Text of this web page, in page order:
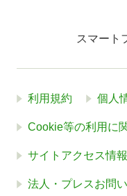
スマート
利用規約 個人
Cookie等の利用に
サイトアクセス情
法人・プレスお問